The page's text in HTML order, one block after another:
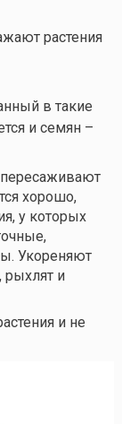
растения
в такие
и семян –
хорошо,
у которых
Укореняют
рыхлят и
и не